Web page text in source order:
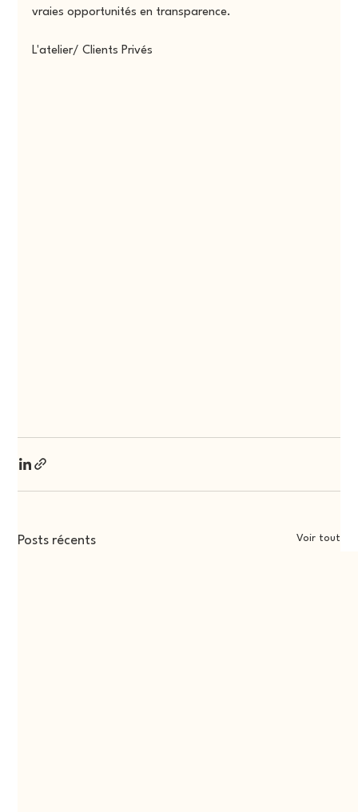
vraies opportunités en transparence.
L'atelier/ Clients Privés
Posts récents Voir tout